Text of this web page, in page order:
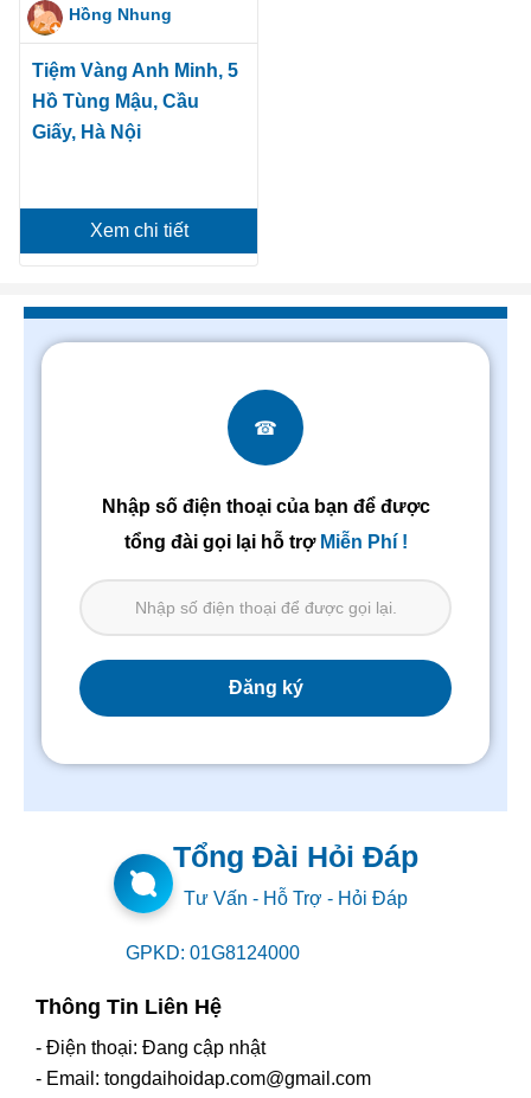
Hồng Nhung
Tiệm Vàng Anh Minh, 5
Hồ Tùng Mậu, Cầu
Giấy, Hà Nội
Xem chi tiết
☎
Nhập số điện thoại của bạn để được
tổng đài gọi lại hỗ trợ Miễn Phí !
Tổng Đài Hỏi Đáp
Tư Vấn - Hỗ Trợ - Hỏi Đáp
GPKD: 01G8124000
Thông Tin Liên Hệ
- Điện thoại: Đang cập nhật
- Email: tongdaihoidap.com@gmail.com